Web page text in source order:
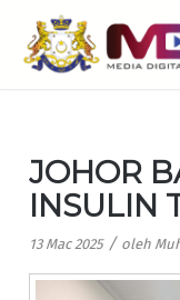
JOHOR
INSULIN
13 Mac 2025 / oleh